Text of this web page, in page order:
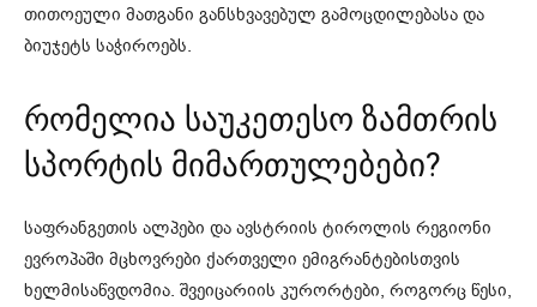
თითოეული მათგანი განსხვავებულ გამოცდილებასა და
ბიუჯეტს საჭიროებს.
რომელია საუკეთესო ზამთრის
სპორტის მიმართულებები?
საფრანგეთის ალპები და ავსტრიის ტიროლის რეგიონი
ევროპაში მცხოვრები ქართველი ემიგრანტებისთვის
ხელმისაწვდომია. შვეიცარიის კურორტები, როგორც წესი,